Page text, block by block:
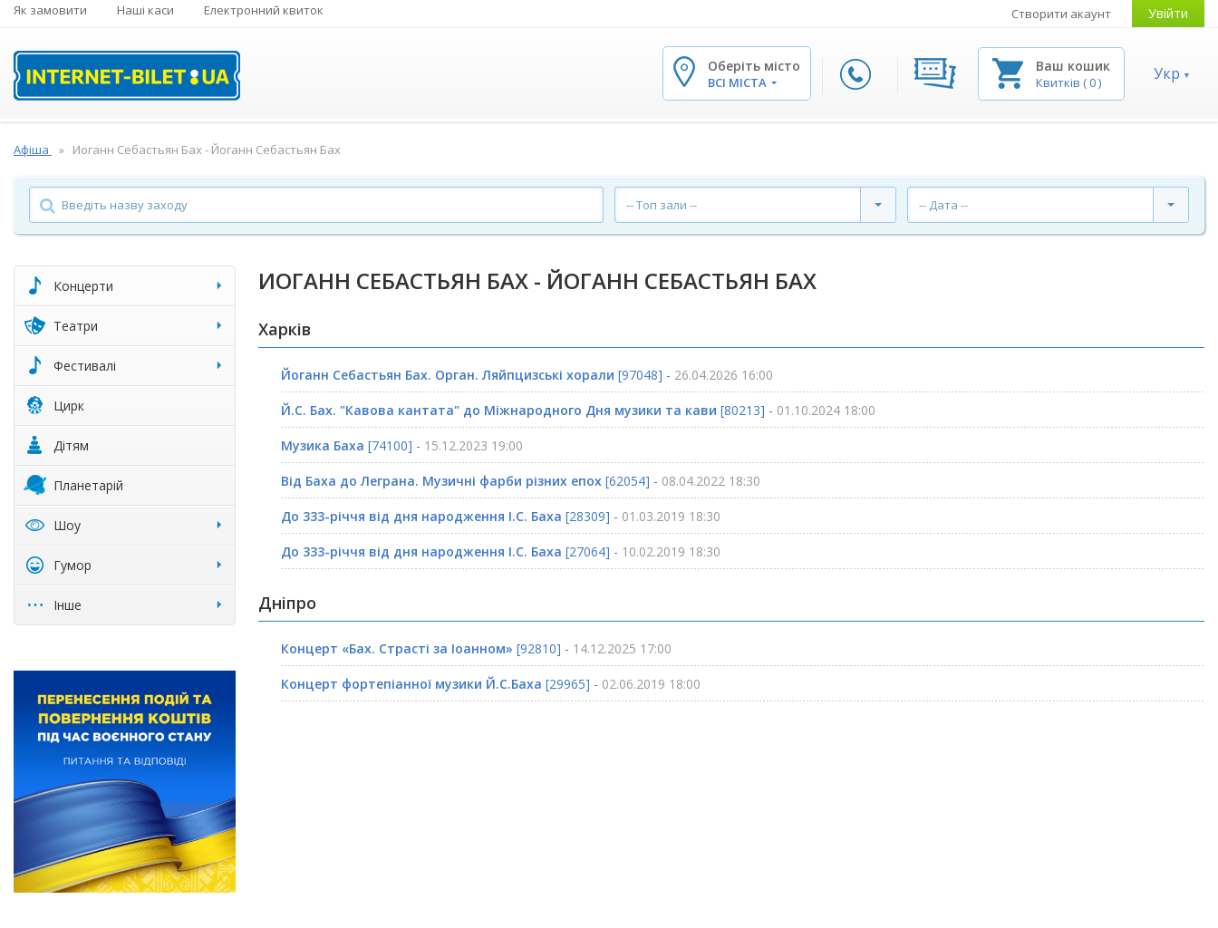
Як замовити Наші каси Електронний квиток Створити акаунт Увійти
Оберіть місто
ВСІ МІСТА
Ваш кошик
Квитків (0) Укр
Афіша Иоганн Себастьян Бах - Йоганн Себастьян Бах
-- Топ зали -- -- Дата --
Концерти
Театри
Фестивалі
Цирк
Дітям
Планетарій
Шоу
Гумор
Інше
ИОГАНН СЕБАСТЬЯН БАХ - ЙОГАНН СЕБАСТЬЯН БАХ
Харків
Йоганн Себастьян Бах. Орган. Ляйпцизські хорали [97048] - 26.04.2026 16:00
Й.С. Бах. "Кавова кантата" до Міжнародного Дня музики та кави [80213] - 01.10.2024 18:00
Музика Баха [74100] - 15.12.2023 19:00
Від Баха до Леграна. Музичні фарби різних епох [62054] - 08.04.2022 18:30
До 333-річчя від дня народження І.С. Баха [28309] - 01.03.2019 18:30
До 333-річчя від дня народження І.С. Баха [27064] - 10.02.2019 18:30
Дніпро
Концерт «Бах. Страсті за Іоанном» [92810] - 14.12.2025 17:00
Концерт фортепіанної музики Й.С.Баха [29965] - 02.06.2019 18:00